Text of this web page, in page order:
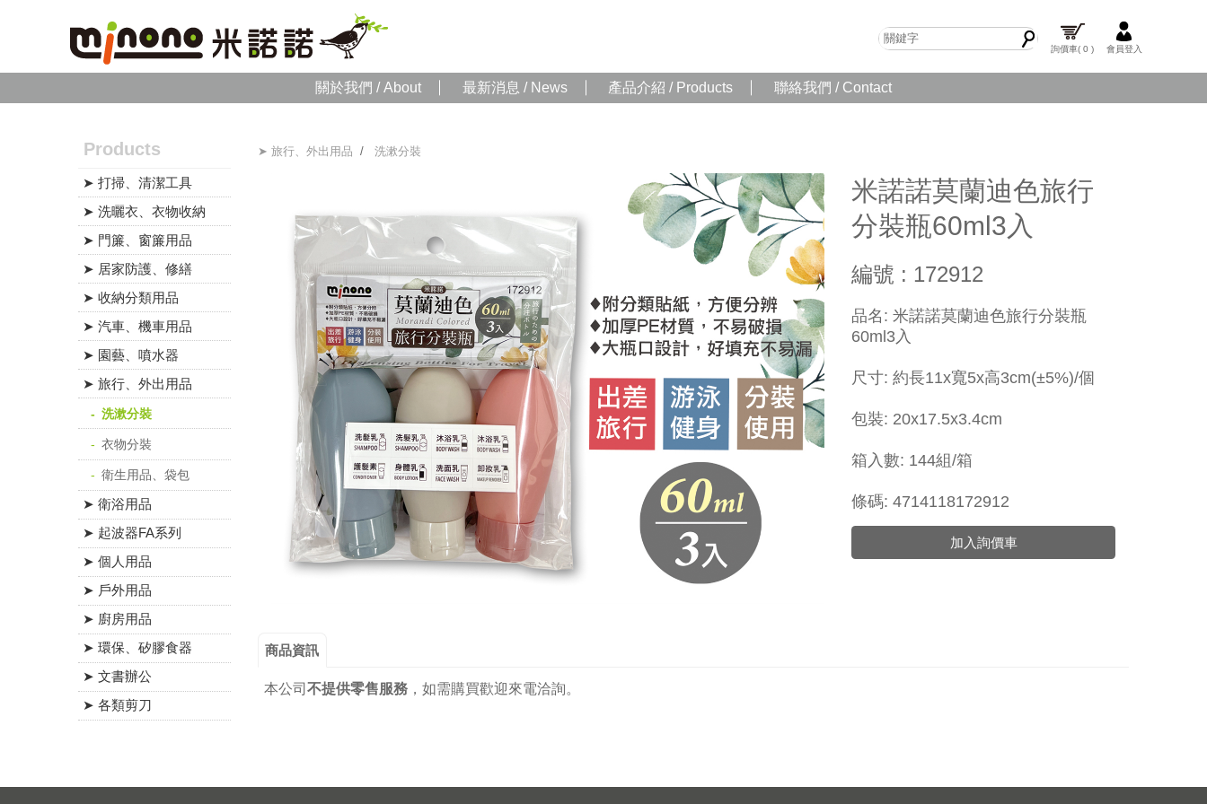
詢價車( 0 ) 會員登入
關於我們 / About 最新消息 / News 產品介紹 / Products 聯絡我們 / Contact
Products
➤ 打掃、清潔工具
➤ 洗曬衣、衣物收納
➤ 門簾、窗簾用品
➤ 居家防護、修繕
➤ 收納分類用品
➤ 汽車、機車用品
➤ 園藝、噴水器
➤ 旅行、外出用品
洗漱分裝
衣物分裝
衛生用品、袋包
➤ 衛浴用品
➤ 起波器FA系列
➤ 個人用品
➤ 戶外用品
➤ 廚房用品
➤ 環保、矽膠食器
➤ 文書辦公
➤ 各類剪刀
➤ 旅行、外出用品 / 洗漱分裝
米諾諾莫蘭迪色旅行
分裝瓶60ml3入
編號 : 172912
品名: 米諾諾莫蘭迪色旅行分裝瓶
60ml3入
尺寸: 約長11x寬5x高3cm(±5%)/個
包裝: 20x17.5x3.4cm
箱入數: 144組/箱
條碼: 4714118172912
加入詢價車
商品資訊
本公司不提供零售服務 ，如需購買歡迎來電洽詢。